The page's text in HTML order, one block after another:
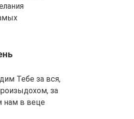
Тебе за вся,
за
нам в веце